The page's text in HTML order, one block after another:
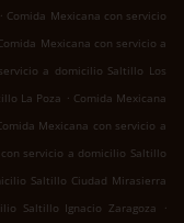
. Comida Mexicana con servicio
Mexicana con servicio a
a domicilio Saltillo Los
La Poza . Comida Mexicana
Mexicana con servicio a
servicio a domicilio Saltillo
Saltillo Ciudad Mirasierra
Saltillo Ignacio Zaragoza
.